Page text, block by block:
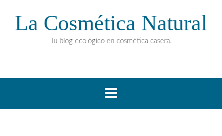
La Cosmética Natural
Tu blog ecológico en cosmética casera.